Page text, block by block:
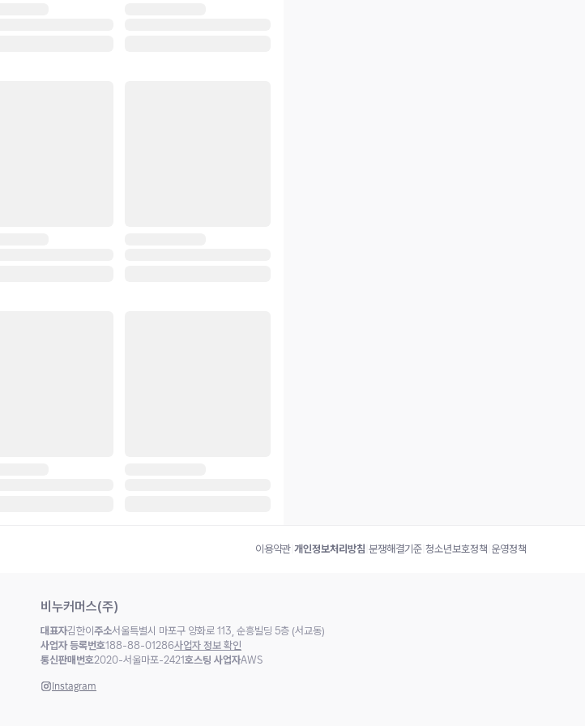
이용약관 개인정보처리방침 분쟁해결기준 청소년보호정책 운영정책
비누커머스(주)
대표자김한이 주소서울특별시 마포구 양화로 113, 순흥빌딩 5층 (서교동)
사업자 등록번호188-88-01286사업자 정보 확인
통신판매번호2020-서울마포-2421호스팅 사업자AWS
Instagram